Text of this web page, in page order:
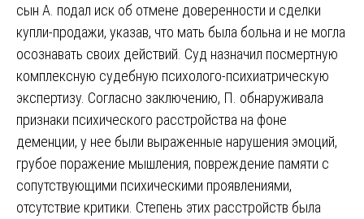
сын А. подал иск об отмене доверенности и сделки
купли-продажи, указав, что мать была больна и не могла
осознавать своих действий. Суд назначил посмертную
комплексную судебную психолого-психиатрическую
экспертизу. Согласно заключению, П. обнаруживала
признаки психического расстройства на фоне
деменции, у нее были выраженные нарушения эмоций,
грубое поражение мышления, повреждение памяти с
сопутствующими психическими проявлениями,
отсутствие критики. Степень этих расстройств была